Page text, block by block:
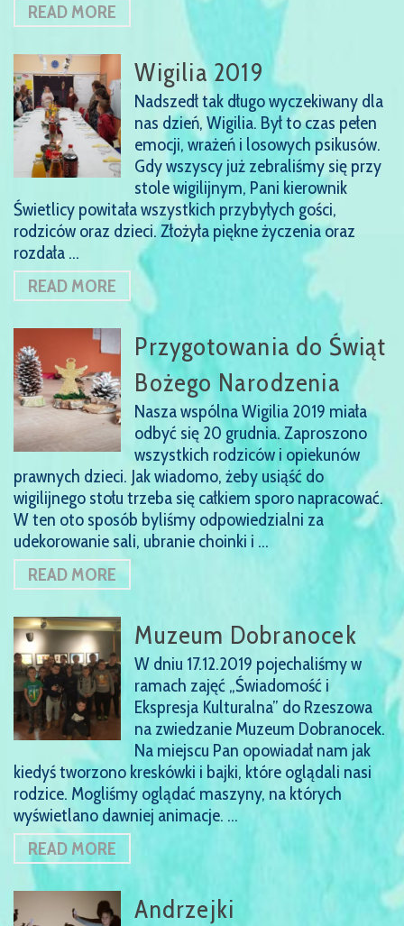
READ MORE
Wigilia 2019
Nadszedł tak długo wyczekiwany dla
nas dzień, Wigilia. Był to czas pełen
emocji, wrażeń i losowych psikusów.
Gdy wszyscy już zebraliśmy się przy
stole wigilijnym, Pani kierownik
Świetlicy powitała wszystkich przybyłych gości,
rodziców oraz dzieci. Złożyła piękne życzenia oraz
rozdała …
READ MORE
Przygotowania do Świąt
Bożego Narodzenia
Nasza wspólna Wigilia 2019 miała
odbyć się 20 grudnia. Zaproszono
wszystkich rodziców i opiekunów
prawnych dzieci. Jak wiadomo, żeby usiąść do
wigilijnego stołu trzeba się całkiem sporo napracować.
W ten oto sposób byliśmy odpowiedzialni za
udekorowanie sali, ubranie choinki i …
READ MORE
Muzeum Dobranocek
W dniu 17.12.2019 pojechaliśmy w
ramach zajęć „Świadomość i
Ekspresja Kulturalna” do Rzeszowa
na zwiedzanie Muzeum Dobranocek.
Na miejscu Pan opowiadał nam jak
kiedyś tworzono kreskówki i bajki, które oglądali nasi
rodzice. Mogliśmy oglądać maszyny, na których
wyświetlano dawniej animacje. …
READ MORE
Andrzejki